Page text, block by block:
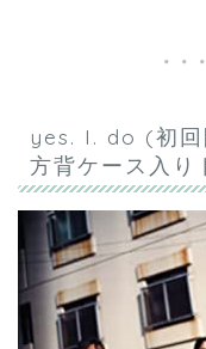
yes. I. do (初
方背ケース入り